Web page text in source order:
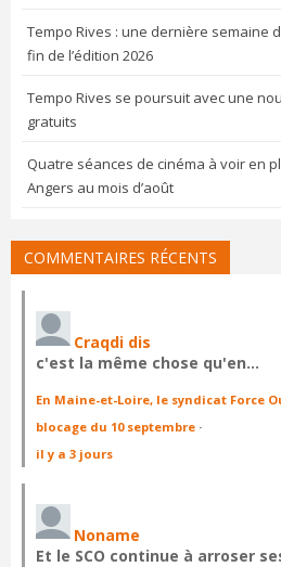
Tempo Rives : une dernière semaine
fin de l’édition 2026
Tempo Rives se poursuit avec une
gratuits
Quatre séances de cinéma à voir en
Angers au mois d’août
COMMENTAIRES RÉCENTS
Craqdi dis
c'est la même chose qu'en…
En Maine-et-Loire, le syndicat Force
blocage du 10 septembre ·
il y a 3 jours
Noname
Et le SCO continue à arroser